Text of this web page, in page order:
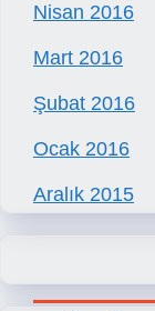
Nisan 2016
Mart 2016
Şubat 2016
Ocak 2016
Aralık 2015